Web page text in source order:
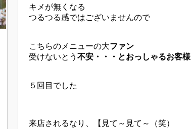
キメが無くなる
つるつる感ではございませんので
こちらのメニューの大ファン
受けないとう 不安・・・とおっしゃるお客様
５回目でした
来店されるなり、【見て～見て～（笑）